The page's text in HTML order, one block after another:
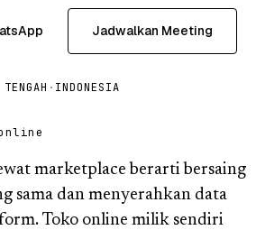
Jadwalkan Meeting
· INDONESIA
marketplace berarti bersaing
sama dan menyerahkan data
Toko online milik sendiri